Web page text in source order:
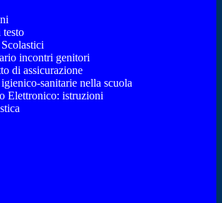
incontri genitori
di assicurazione
sanitarie nella scuola
Elettronico: istruzioni